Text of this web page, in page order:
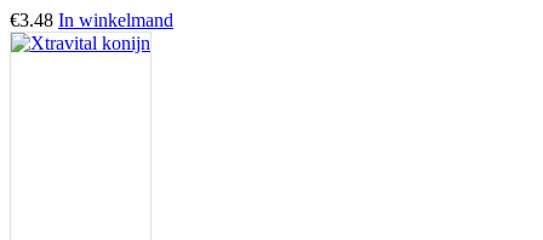
€3.48 In winkelmand